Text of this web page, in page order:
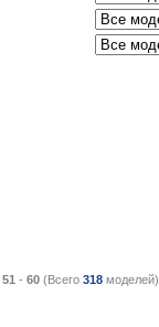
51 - 60(Всего 318моделей)